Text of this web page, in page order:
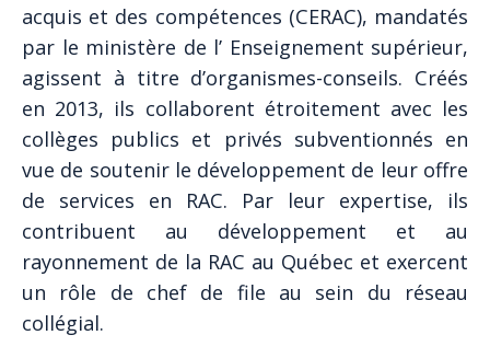
acquis et des compétences (CERAC), mandatés
par le ministère de l’ Enseignement supérieur,
agissent à titre d’organismes-conseils. Créés
en 2013, ils collaborent étroitement avec les
collèges publics et privés subventionnés en
vue de soutenir le développement de leur offre
de services en RAC. Par leur expertise, ils
contribuent au développement et au
rayonnement de la RAC au Québec et exercent
un rôle de chef de file au sein du réseau
collégial.